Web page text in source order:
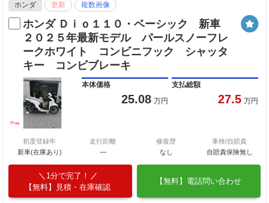
ホンダ 更新 複数画像
ホンダ Ｄｉｏ１１０・ベーシック 新車
２０２５年最新モデル パールスノーフレ
ークホワイト コンビニフック シャッタ
キー コンビブレーキ
本体価格
25.08 万円
支払総額
27.5 万円
初度登録年
新車(在庫あり)
走行距離
―
修復歴
なし
車検/自賠責
自賠責保険無し
1分で完了！
【無料】見積・在庫確認
【無料】電話問い合わせ